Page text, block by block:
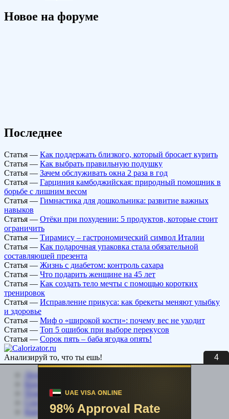
3
Новое на форуме
Последнее
Статья — Как поддержать близкого, который бросает курить
Статья — Как выбрать правильную подушку
Статья — Зачем обслуживать окна 2 раза в год
Статья — Гарциния камбоджийская: природный помощник в
борьбе с лишним весом
Статья — Гимнастика для дошкольника: развитие важных
навыков
Статья — Отёки при похудении: 5 продуктов, которые стоит
ограничить
Статья — Тирамису – гастрономический символ Италии
Статья — Как подарочная упаковка стала обязательной
составляющей презента
Статья — Жизнь с диабетом: контроль сахара
Статья — Что подарить женщине на 45 лет
Статья — Как создать тело мечты с помощью коротких
тренировок
Статья — Исправление прикуса: как брекеты меняют улыбку
и здоровье
Статья — Миф о «широкой кости»: почему вес не уходит
Статья — Топ 5 ошибок при выборе перекусов
Статья — Сорок пять – баба ягодка опять!
Анализируй то, что ты ешь!
Личный кабинет
Помощь сайту
Соцсети
Карта сайта